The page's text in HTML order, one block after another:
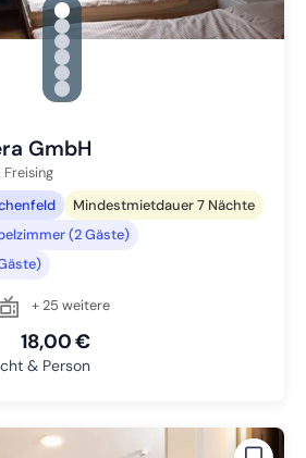
gallery.slide_selector
Zu Slide 1 wechseln
Zu Slide 2 wechseln
Zu Slide 3 wechseln
Zu Slide 4 wechseln
Zu Slide 5 wechseln
Zu Slide 6 wechseln
GmbH
Freising
Mindestmietdauer 7 Nächte
(2 Gäste)
+ 25 weitere
18,00 €
& Person